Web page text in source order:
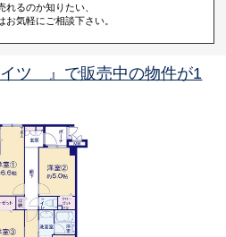
れるのか知りたい、
お気軽にご相談下さい。
イツ 』で販売中の物件が1